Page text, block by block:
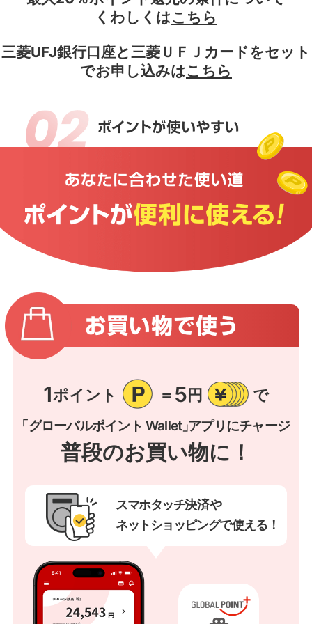
くわしくはこちら
三菱UFJ銀行口座と三菱ＵＦＪカードをセット
でお申し込みはこちら
1ポイント ＝ 5円 で
「グローバルポイント Wallet」アプリにチャージ
普段のお買い物に！
スマホタッチ決済や
ネットショッピングで使える！